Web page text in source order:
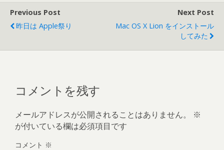
Previous Post
昨日は Apple祭り
Next Post
Mac OS X Lion をインストール
してみた
コメントを残す
メールアドレスが公開されることはありません。
※
が付いている欄は必須項目です
コメント ※